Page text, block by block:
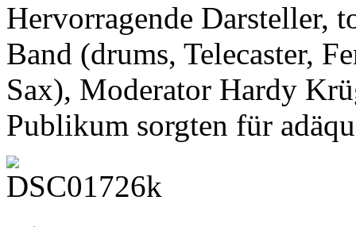
Hervorragende Darsteller,
Band (drums, Telecaster,
Sax), Moderator Hardy
Publikum sorgten für